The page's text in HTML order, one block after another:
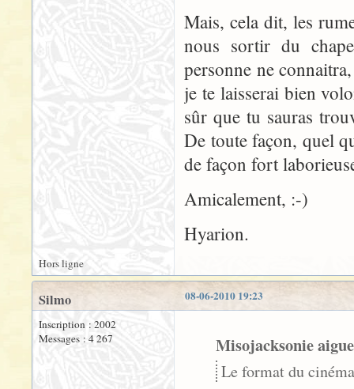
Mais, cela dit, les
nous sortir du
personne ne
je te laisserai bien
sûr que tu sauras
De toute façon, quel
de façon fort
Amicalement, :-)
Hyarion.
Hors ligne
08-06-2010 19:23
Silmo
Inscription : 2002
Messages : 4 267
Misojacksonie aigue
Le format du